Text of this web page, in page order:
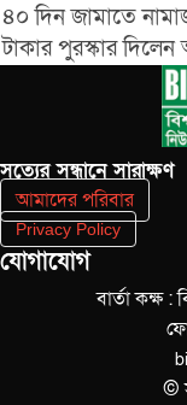
৪০ দিন জামাতে
টাকার পুরস্কার
সত‌্যের সন্ধানে সারাক্ষণ
আমাদের পরিবার
Privacy Policy
যোগাযোগ
বার্তা কক্ষ :
©